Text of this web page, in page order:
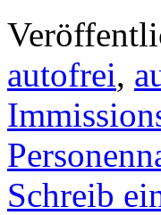
autofrei,
Schreib